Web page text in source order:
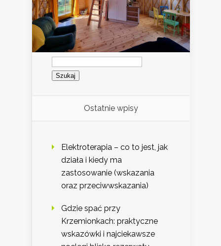
Szukaj:
Ostatnie wpisy
Elektroterapia – co to jest, jak
działa i kiedy ma
zastosowanie (wskazania
oraz przeciwwskazania)
Gdzie spać przy
Krzemionkach: praktyczne
wskazówki i najciekawsze